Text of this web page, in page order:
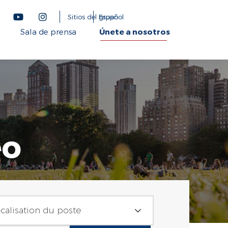
Sala de prensa Únete a nosotros
Sitios del grupo
Español
de trabajo
du poste